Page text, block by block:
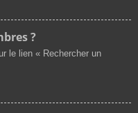
?
le lien « Rechercher un